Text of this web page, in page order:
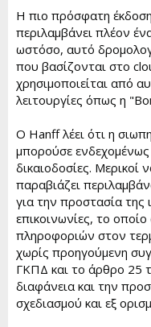
Η πιο πρόσφατη
περιλαμβάνει πλέον
ωστόσο, αυτό
που βασίζονται στο
χρησιμοποιείται από
λειτουργίες όπως η
Ο Hanff λέει ότι η
μπορούσε
δικαιοδοσίες. Μερικοί
παραβιάζει
για την προστασία της
επικοινωνίες, το
πληροφοριών στον
χωρίς προηγούμενη
ΓΚΠΔ και το άρθρο 25
διαφάνεια και την
σχεδιασμού και εξ